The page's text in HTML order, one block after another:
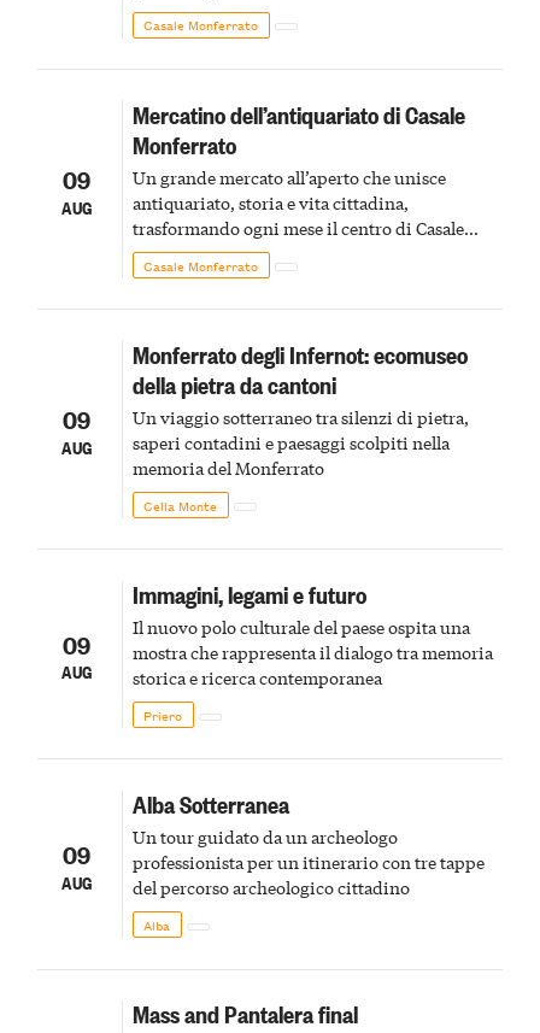
Casale Monferrato
09
AUG
Mercatino dell’antiquariato di Casale
Monferrato
Un grande mercato all’aperto che unisce
antiquariato, storia e vita cittadina,
trasformando ogni mese il centro di Casale
Monferrato in un luogo di scoperta e racconto
Casale Monferrato
09
AUG
Monferrato degli Infernot: ecomuseo
della pietra da cantoni
Un viaggio sotterraneo tra silenzi di pietra,
saperi contadini e paesaggi scolpiti nella
memoria del Monferrato
Cella Monte
09
AUG
Immagini, legami e futuro
Il nuovo polo culturale del paese ospita una
mostra che rappresenta il dialogo tra memoria
storica e ricerca contemporanea
Priero
09
AUG
Alba Sotterranea
Un tour guidato da un archeologo
professionista per un itinerario con tre tappe
del percorso archeologico cittadino
Alba
Mass and Pantalera final